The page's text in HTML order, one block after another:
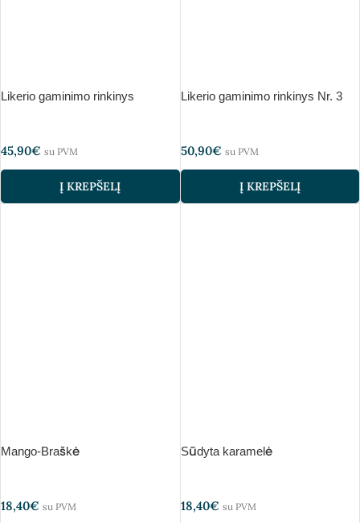
Likerio gaminimo rinkinys
45,90€ su PVM
Į KREPŠELĮ
Likerio gaminimo rinkinys Nr. 3
50,90€ su PVM
Į KREPŠELĮ
Mango-Braškė
18,40€ su PVM
Sūdyta karamelė
18,40€ su PVM